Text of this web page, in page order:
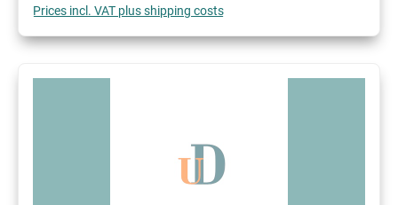
Prices incl. VAT plus shipping costs